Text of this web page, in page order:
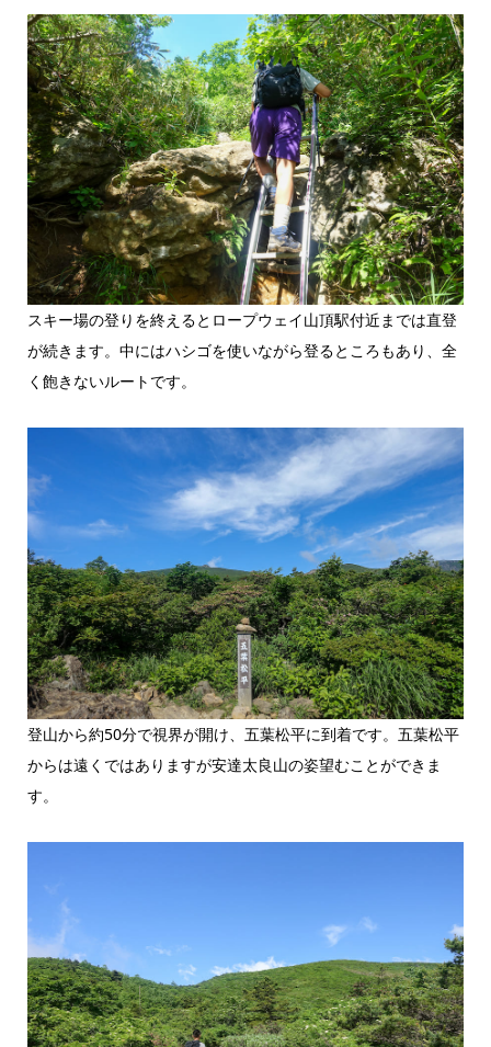
スキー場の登りを終えるとロープウェイ山頂駅付近までは直登
が続きます。中にはハシゴを使いながら登るところもあり、全
く飽きないルートです。
登山から約50分で視界が開け、五葉松平に到着です。五葉松平
からは遠くではありますが安達太良山の姿望むことができま
す。